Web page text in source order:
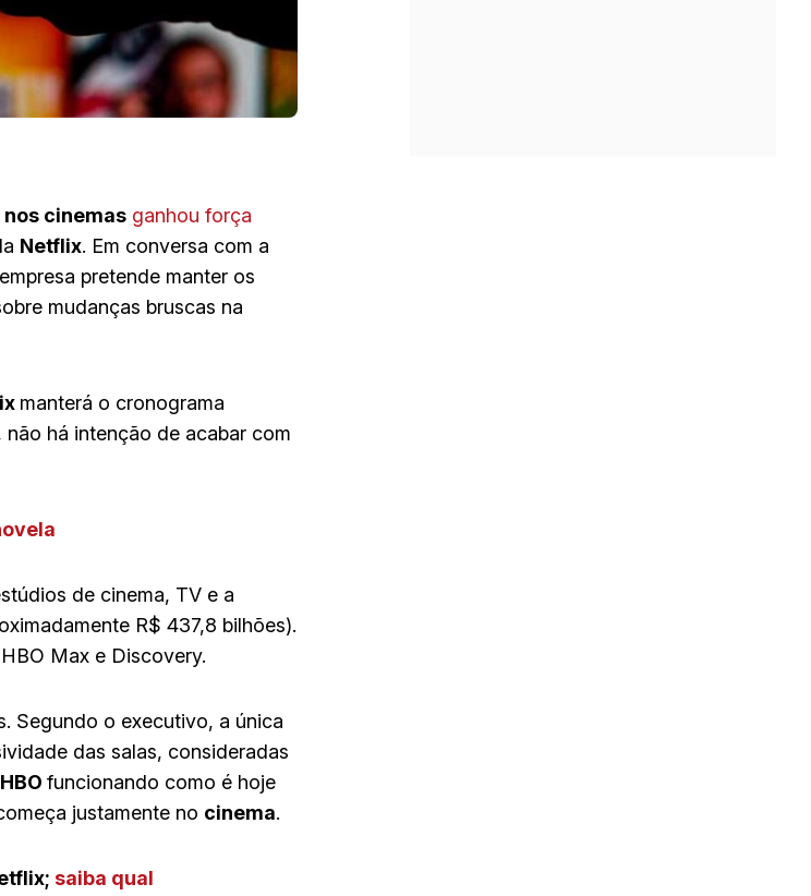
cinemas ganhou força
Netflix. Em conversa com a
pretende manter os
mudanças bruscas na
manterá o cronograma
há intenção de acabar com
de cinema, TV e a
R$ 437,8 bilhões).
Max e Discovery.
Segundo o executivo, a única
das salas, consideradas
HBO funcionando como é hoje
justamente no cinema.
; saiba qual